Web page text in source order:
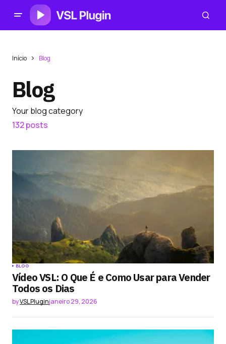
Início Blog
Blog
Your blog category
132 posts
BLOG
Vídeo VSL: O Que É e Como Usar para Vender
Todos os Dias
byVSL Pluginjaneiro 29, 2026